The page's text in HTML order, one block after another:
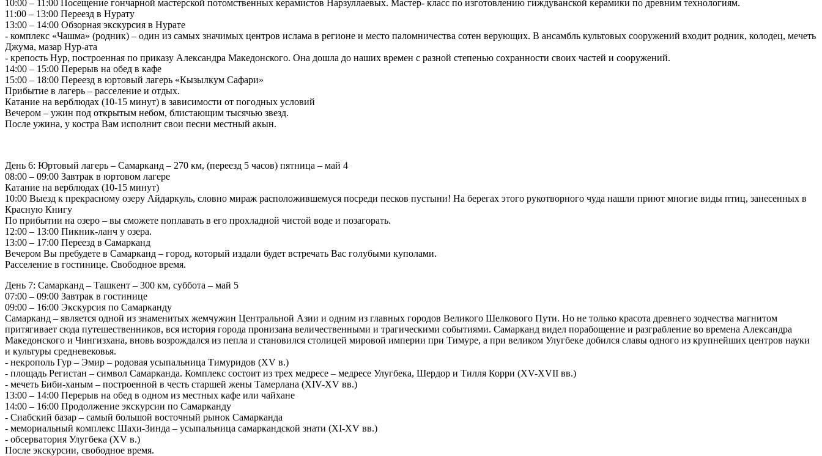
10:00 – 11:00 Посещение гончарной мастерской потомственных керамистов Нарзуллаевых. Мастер- класс по изготовлению гиждуванской керамики по древним технологиям.
11:00 – 13:00 Переезд в Нурату
13:00 – 14:00 Обзорная экскурсия в Нурате
- комплекс «Чашма» (родник) – один из самых значимых центров ислама в регионе и место паломничества сотен верующих. В ансамбль культовых сооружений входит родник, колодец, мечеть
Джума, мазар Нур-ата
- крепость Нур, построенная по приказу Александра Македонского. Она дошла до наших времен с разной степенью сохранности своих частей и сооружений.
14:00 – 15:00 Перерыв на обед в кафе
15:00 – 18:00 Переезд в юртовый лагерь «Кызылкум Сафари»
Прибытие в лагерь – расселение и отдых.
Катание на верблюдах (10-15 минут) в зависимости от погодных условий
Вечером – ужин под открытым небом, блистающим тысячью звезд.
После ужина, у костра Вам исполнит свои песни местный акын.
День 6: Юртовый лагерь – Самарканд – 270 км, (переезд 5 часов) пятница – май 4
08:00 – 09:00 Завтрак в юртовом лагере
Катание на верблюдах (10-15 минут)
10:00 Выезд к прекрасному озеру Айдаркуль, словно мираж расположившемуся посреди песков пустыни! На берегах этого рукотворного чуда нашли приют многие виды птиц, занесенных в
Красную Книгу
По прибытии на озеро – вы сможете поплавать в его прохладной чистой воде и позагорать.
12:00 – 13:00 Пикник-ланч у озера.
13:00 – 17:00 Переезд в Самарканд
Вечером Вы пребудете в Самарканд – город, который издали будет встречать Вас голубыми куполами.
Расселение в гостинице. Свободное время.
День 7: Самарканд – Ташкент – 300 км, суббота – май 5
07:00 – 09:00 Завтрак в гостинице
09:00 – 16:00 Экскурсия по Самарканду
Самарканд – является одной из знаменитых жемчужин Центральной Азии и одним из главных городов Великого Шелкового Пути. Но не только красота древнего зодчества магнитом
притягивает сюда путешественников, вся история города пронизана величественными и трагическими событиями. Самарканд видел порабощение и разграбление во времена Александра
Македонского и Чингизхана, вновь возрождался из пепла и становился столицей мировой империи при Тимуре, а при великом Улугбеке добился славы одного из крупнейших центров науки
и культуры средневековья.
- некрополь Гур – Эмир – родовая усыпальница Тимуридов (XV в.)
- площадь Регистан – символ Самарканда. Комплекс состоит из трех медресе – медресе Улугбека, Шердор и Тилля Корри (XV-XVII вв.)
- мечеть Биби-ханым – построенной в честь старшей жены Тамерлана (XIV-XV вв.)
13:00 – 14:00 Перерыв на обед в одном из местных кафе или чайхане
14:00 – 16:00 Продолжение экскурсии по Самарканду
- Сиабский базар – cамый большой восточный рынок Самарканда
- мемориальный комплекс Шахи-Зинда – усыпальница самаркандской знати (XI-XV вв.)
- обсерватория Улугбека (XV в.)
После экскурсии, свободное время.